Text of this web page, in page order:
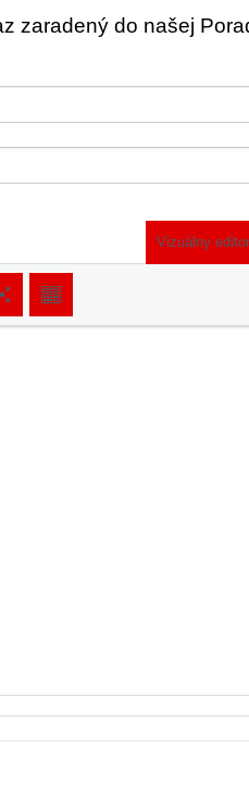
zaradený do našej
Vizuálny editor